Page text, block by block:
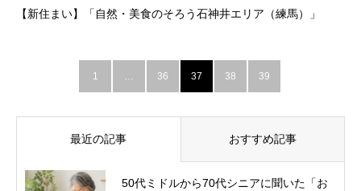
【新住まい】「自然・美食のそろう石神井エリア（練馬）」
1 … 36 37 38 39
最近の記事 おすすめ記事
50代ミドルから70代シニアに聞いた「お